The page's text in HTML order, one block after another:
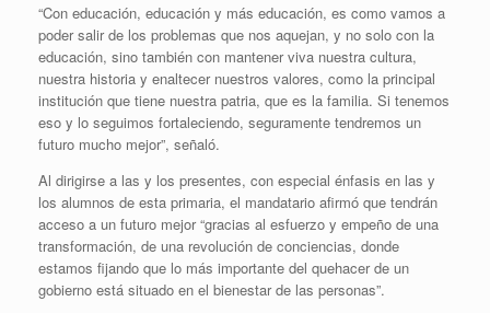
“Con educación, educación y más educación, es como vamos a
poder salir de los problemas que nos aquejan, y no solo con la
educación, sino también con mantener viva nuestra cultura,
nuestra historia y enaltecer nuestros valores, como la principal
institución que tiene nuestra patria, que es la familia. Si tenemos
eso y lo seguimos fortaleciendo, seguramente tendremos un
futuro mucho mejor”, señaló.
Al dirigirse a las y los presentes, con especial énfasis en las y
los alumnos de esta primaria, el mandatario afirmó que tendrán
acceso a un futuro mejor “gracias al esfuerzo y empeño de una
transformación, de una revolución de conciencias, donde
estamos fijando que lo más importante del quehacer de un
gobierno está situado en el bienestar de las personas”.